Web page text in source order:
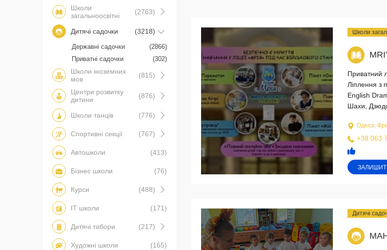
Школи
Приватний
Ліплення з
English
Шахи,
Одеса,
+38 063
Дитячі
Школи
загальноосвітні
(2763)
Дитячі садочки (3218)
Державні садочки
(2866)
Приватні садочки
(302)
Школи іноземних
мов
(815)
Центри розвитку
дитини
(876)
Школи танців (776)
Спортивні секції (767)
Автошколи (413)
Бізнес школи (76)
Курси (488)
IT школи (171)
Дитячі табори (217)
Художні школи
(165)